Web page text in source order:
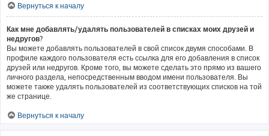
Вернуться к началу
Как мне добавлять/удалять пользователей в списках моих друзей и
недругов?
Вы можете добавлять пользователей в свой список двумя способами. В
профиле каждого пользователя есть ссылка для его добавления в список
друзей или недругов. Кроме того, вы можете сделать это прямо из вашего
личного раздела, непосредственным вводом имени пользователя. Вы
можете также удалять пользователей из соответствующих списков на той
же странице.
Вернуться к началу